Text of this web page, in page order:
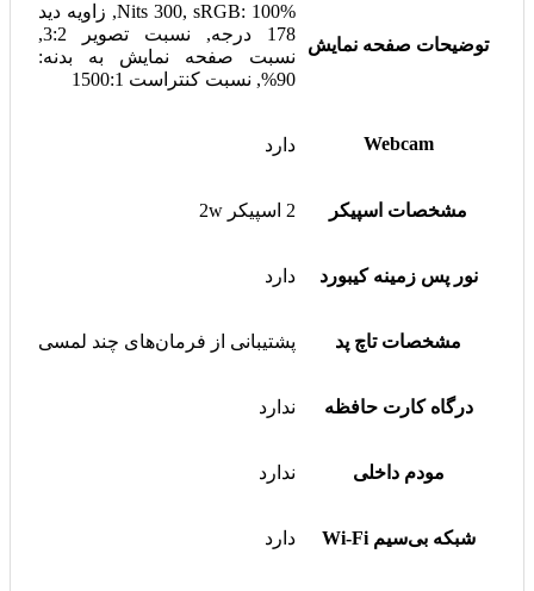
توضیحات صفحه نمایش
Nits 300, sRGB: 100%, زاویه دید
178 درجه, نسبت تصویر 3:2,
نسبت صفحه نمایش به بدنه:
90%, نسبت کنتراست 1500:1
Webcam دارد
مشخصات اسپیکر 2 اسپیکر 2w
نور پس زمینه کیبورد دارد
مشخصات تاچ پد پشتیبانی از فرمان‌های چند لمسی
درگاه کارت حافظه ندارد
مودم داخلی ندارد
شبکه بی‌سیم Wi-Fi دارد